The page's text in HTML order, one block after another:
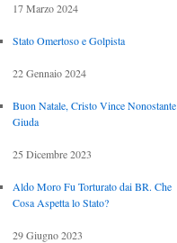
17 Marzo 2024
Stato Omertoso e Golpista
22 Gennaio 2024
Buon Natale, Cristo Vince Nonostante
Giuda
25 Dicembre 2023
Aldo Moro Fu Torturato dai BR. Che
Cosa Aspetta lo Stato?
29 Giugno 2023